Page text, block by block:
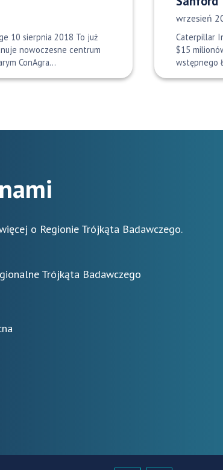
10 sierpnia 2018 To już
nowoczesne centrum
ConAgra…
Data
wrzesień
Caterpillar
$15
wstępnego
o Regionie Trójkąta Badawczego.
Trójkąta Badawczego